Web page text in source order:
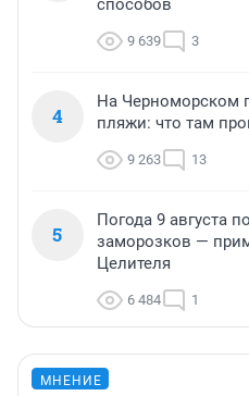
9 639 3
4
На Черноморском
пляжи: что там
9 263 13
5
Погода 9 августа
заморозков —
Целителя
6 484 1
МНЕНИЕ